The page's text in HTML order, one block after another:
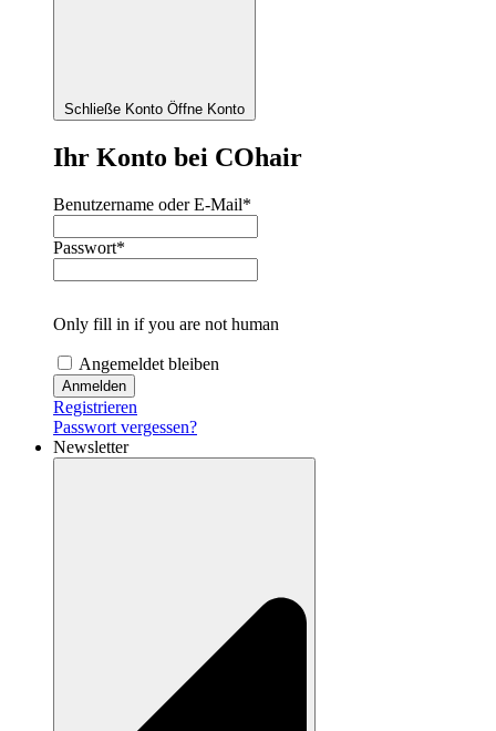
Schließe Konto Öffne Konto
Ihr Konto bei COhair
Benutzername oder E-Mail*
Passwort*
Only fill in if you are not human
Angemeldet bleiben
Registrieren
Passwort vergessen?
Newsletter